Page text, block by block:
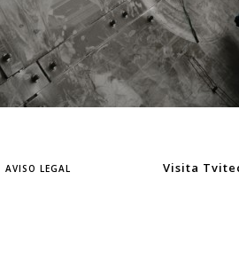
AVISO LEGAL Visita